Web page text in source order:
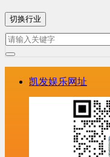
切换行业
凯发娱乐网址